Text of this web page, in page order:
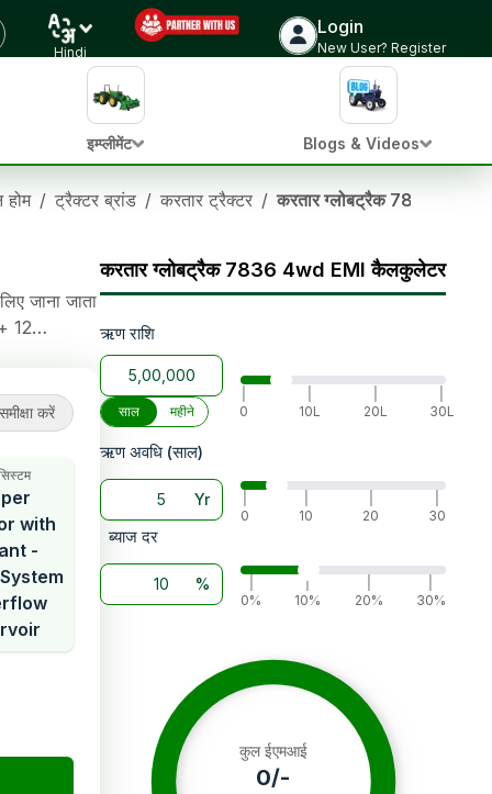
Hindi
Login
New User? Register
इम्प्लीमेंट Blogs & Videos
होम / ट्रैक्टर ब्रांड / करतार ट्रैक्टर / करतार ग्लोबट्रैक 7836 4wd
जाना जाता
12
करें
with
-
करतार ग्लोबट्रैक 7836 4wd EMI कैलकुलेटर
ऋण राशि
0
10L
20L
30L
साल महीने
ऋण अवधि (साल)
Yr
0
10
20
30
ब्याज दर
%
0%
|
10%
20%
30%
कुल ईएमआई
0/-
ट्रैक्टर की कीमत जांचें